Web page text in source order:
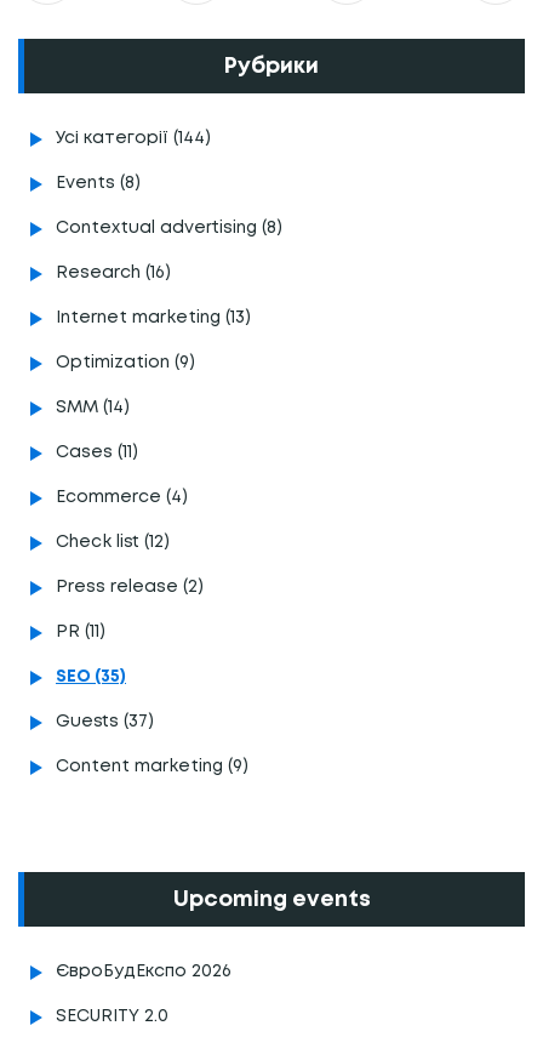
Рубрики
Усі категорії (144)
Events (8)
Contextual advertising (8)
Research (16)
Internet marketing (13)
Optimization (9)
SMM (14)
Cases (11)
Ecommerce (4)
Сheck list (12)
Press release (2)
PR (11)
SEO (35)
Guests (37)
Content marketing (9)
Upcoming events
ЄвроБудЕкспо 2026
SECURITY 2.0